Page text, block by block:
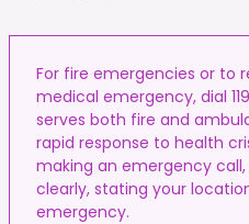
For fire emergencies or to
medical emergency, dial
serves both fire and
rapid response to health
making an emergency
clearly, stating your
emergency.